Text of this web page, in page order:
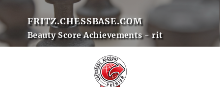
FRITZ.CHESSBASE.COM
Beauty Score Achievements - rit